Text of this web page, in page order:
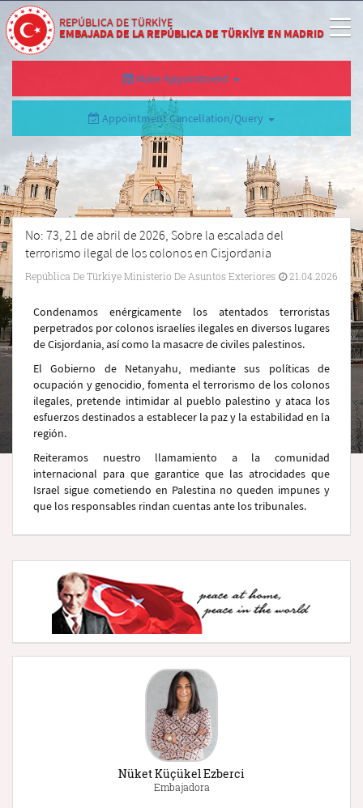
REPÚBLICA DE TÜRKİYE
EMBAJADA DE LA REPÚBLICA DE TÜRKİYE EN MADRID
Make Appointment
Appointment Cancellation/Query
No: 73, 21 de abril de 2026, Sobre la escalada del
terrorismo ilegal de los colonos en Cisjordania
República De Türkiye Ministerio De Asuntos Exteriores 21.04.2026
Condenamos enérgicamente los atentados terroristas
perpetrados por colonos israelíes ilegales en diversos lugares
de Cisjordania, así como la masacre de civiles palestinos.
El Gobierno de Netanyahu, mediante sus políticas de
ocupación y genocidio, fomenta el terrorismo de los colonos
ilegales, pretende intimidar al pueblo palestino y ataca los
esfuerzos destinados a establecer la paz y la estabilidad en la
región.
Reiteramos nuestro llamamiento a la comunidad
internacional para que garantice que las atrocidades que
Israel sigue cometiendo en Palestina no queden impunes y
que los responsables rindan cuentas ante los tribunales.
Nüket Küçükel Ezberci
Embajadora